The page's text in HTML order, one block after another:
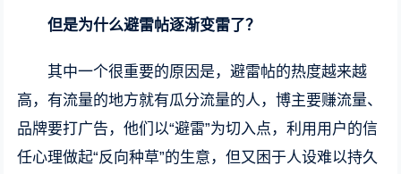
但是为什么避雷帖逐渐变雷了？
其中一个很重要的原因是，避雷帖的热度越来越
高，有流量的地方就有瓜分流量的人，博主要赚流量、
品牌要打广告，他们以“避雷”为切入点，利用用户的信
任心理做起“反向种草”的生意，但又困于人设难以持久